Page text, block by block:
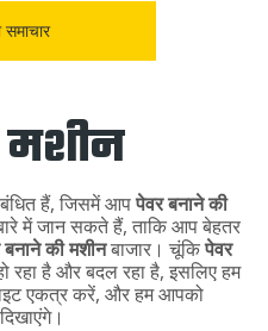
समाचार
मशीन
हैं, जिसमें आपपेवर बनाने की
में जान सकते हैं, ताकि आप बेहतर
की मशीनबाजार। चूंकिपेवर
रहा है और बदल रहा है, इसलिए हम
एकत्र करें, और हम आपको